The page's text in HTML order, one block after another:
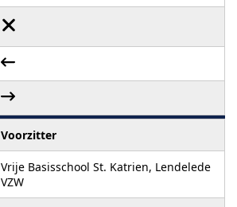
Voorzitter
Vrije Basisschool St. Katrien, Lendelede
VZW